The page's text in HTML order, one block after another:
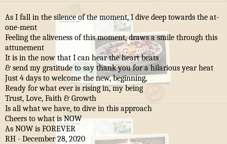
As I fall in the silence of the moment, I dive deep towards the at-
one-ment
Feeling the aliveness of this moment, draws a smile through this
attunement
It is in the now that I can hear the heart beats
& send my gratitude to say thank you for a hilarious year heat
Just 4 days to welcome the new, beginning,
Ready for what ever is rising in, my being
Trust, Love, Faith & Growth
Is all what we have, to dive in this approach
Cheers to what is NOW
As NOW is FOREVER
RH - December 28, 2020